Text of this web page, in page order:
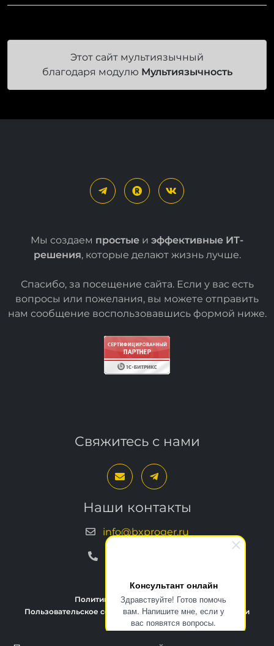
Консультант онлайн
Здравствуйте! Готов помочь
вам. Напишите мне, если у
вас появятся вопросы.
Этот сайт мультиязычный
благодаря модулю Мультиязычность
Мы создаем простые и эффективные ИТ-
решения, которые делают жизнь лучше.
Спасибо, за посещение сайта. Если у вас есть
вопросы или пожелания, вы можете отправить
нам сообщение воспользовавшись формой ниже.
Свяжитесь с нами
Наши контакты
info@bxproger.ru
Политика конфиденциальности
Пользовательское соглашение
Условия техподдержки